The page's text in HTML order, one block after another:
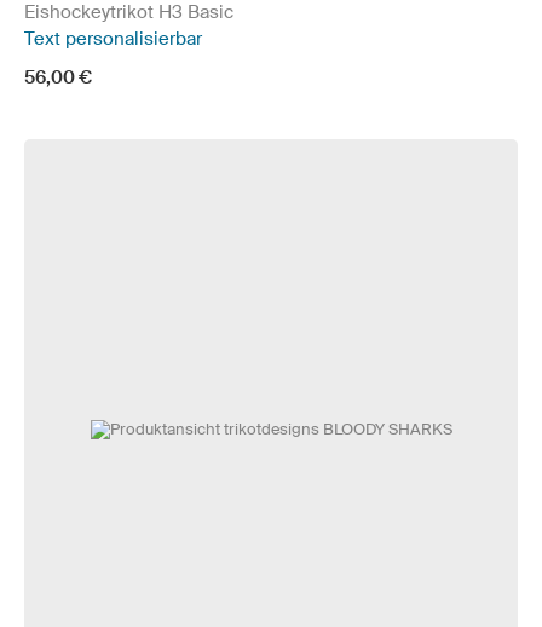
Eishockeytrikot H3 Basic
Text personalisierbar
56,00 €